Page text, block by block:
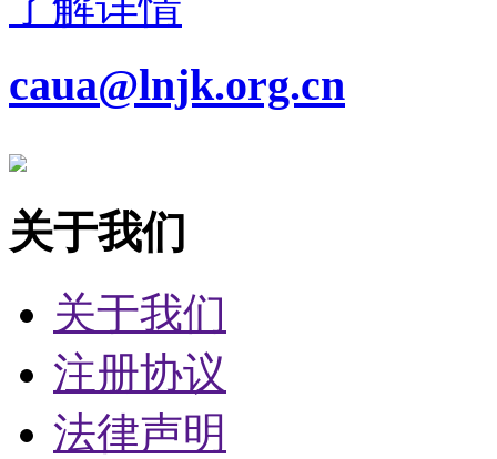
caua@lnjk.org.cn
关于我们
关于我们
注册协议
法律声明